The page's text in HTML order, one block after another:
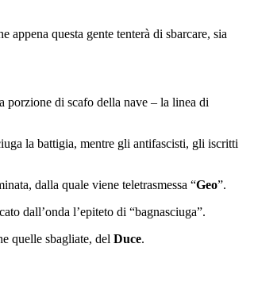
questa gente tenterà di sbarcare, sia
porzione di scafo della nave – la linea di
la battigia, mentre gli antifascisti, gli iscritti
dalla quale viene teletrasmessa “Geo”.
dall’onda l’epiteto di “bagnasciuga”.
quelle sbagliate, del Duce.